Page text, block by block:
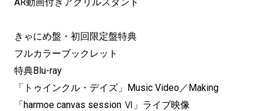
きゃにめ盤・初回限定盤特典
フルカラーブックレット
特典Blu-ray
「トゥインクル・デイズ」Music Video／Making
「harmoe canvas session Ⅵ」ライブ映像